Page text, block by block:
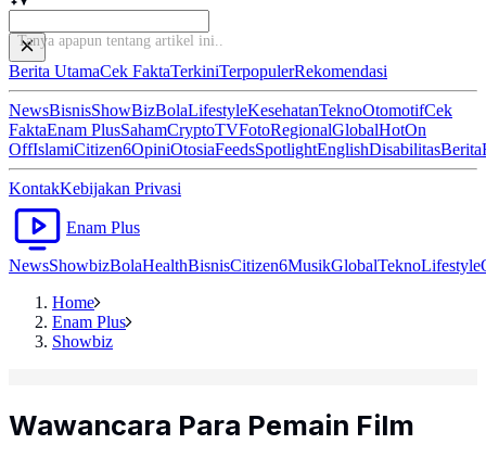
Tanya apapun tentang artikel ini...
Berita UtamaCek FaktaTerkiniTerpopulerRekomendasi
NewsBisnisShowBizBolaLifestyleKesehatanTeknoOtomotifCek
FaktaEnam PlusSahamCryptoTVFotoRegionalGlobalHotOn
OffIslamiCitizen6OpiniOtosiaFeedsSpotlightEnglishDisabilitasBerita
KontakKebijakan Privasi
Enam Plus
NewsShowbizBolaHealthBisnisCitizen6MusikGlobalTeknoLifestyle
Home
Enam Plus
Showbiz
Wawancara Para Pemain Film